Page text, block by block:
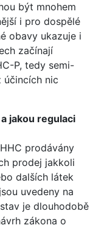
být mnohem
i pro dospělé
obavy ukazuje i
začínají
P, tedy semi-
účincích nic
jakou regulaci
prodávány
prodej jakkoli
dalších látek
uvedeny na
je dlouhodobě
zákona o